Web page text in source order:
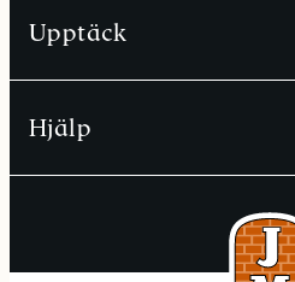
Upptäck
Hjälp